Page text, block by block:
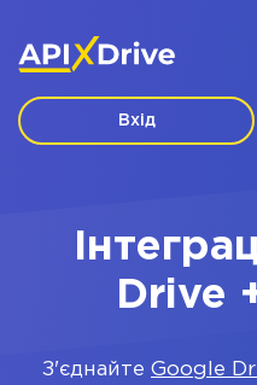
Вхід
Drive
З'єднайте Google